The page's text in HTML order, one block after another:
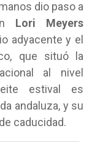
dio paso a
Lori Meyers
adyacente y el
que situó la
al nivel
estival es
andaluza, y su
caducidad.